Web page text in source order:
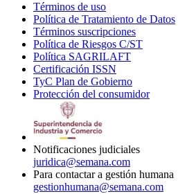
Términos de uso
in
new
window
Política de Tratamiento de Datos
Términos suscripciones
in
Política de Riesgos C/ST
Política SAGRILAFT
new
window
Certificación ISSN
in
new
TyC Plan de Gobierno
in
Protección del consumidorOpens
Notificaciones judiciales
juridica@semana.com
Para contactar a gestión humana
gestionhumana@semana.com